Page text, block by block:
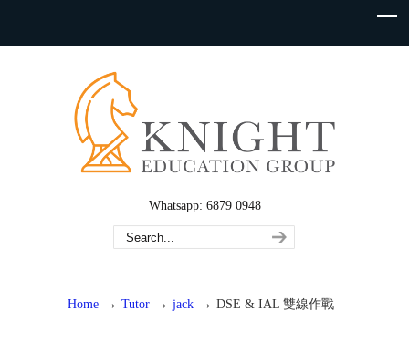
Whatsapp: 6879 0948
Home → Tutor → jack → DSE & IAL 雙線作戰